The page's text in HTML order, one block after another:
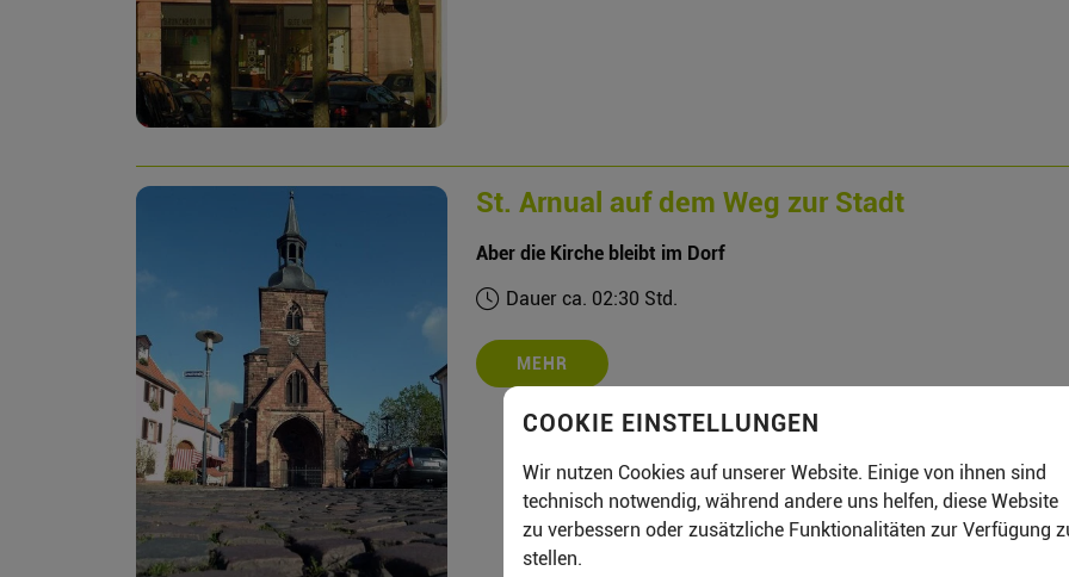
St. Arnual auf dem Weg zur Stadt
Aber die Kirche bleibt im Dorf
Dauer ca. 02:30 Std.
MEHR
COOKIE EINSTELLUNGEN
Wir nutzen Cookies auf unserer Website. Einige von ihnen sind
technisch notwendig, während andere uns helfen, diese Website
zu verbessern oder zusätzliche Funktionalitäten zur Verfügung
stellen.